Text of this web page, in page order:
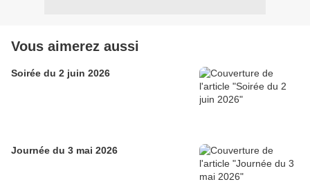
Vous aimerez aussi
Soirée du 2 juin 2026
Journée du 3 mai 2026